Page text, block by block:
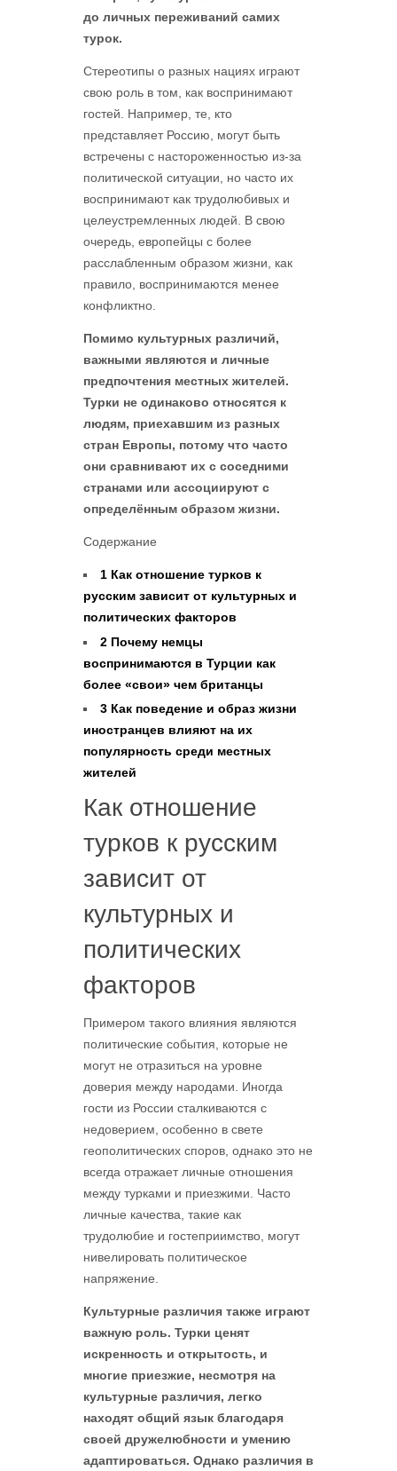
до личных переживаний самих
турок.
Стереотипы о разных нациях играют
свою роль в том, как воспринимают
гостей. Например, те, кто
представляет Россию, могут быть
встречены с настороженностью из-за
политической ситуации, но часто их
воспринимают как трудолюбивых и
целеустремленных людей. В свою
очередь, европейцы с более
расслабленным образом жизни, как
правило, воспринимаются менее
конфликтно.
Помимо культурных различий,
важными являются и личные
предпочтения местных жителей.
Турки не одинаково относятся к
людям, приехавшим из разных
стран Европы, потому что часто
они сравнивают их с соседними
странами или ассоциируют с
определённым образом жизни.
Содержание
1 Как отношение турков к
русским зависит от культурных и
политических факторов
2 Почему немцы
воспринимаются в Турции как
более «свои» чем британцы
3 Как поведение и образ жизни
иностранцев влияют на их
популярность среди местных
жителей
Как отношение
турков к русским
зависит от
культурных и
политических
факторов
Примером такого влияния являются
политические события, которые не
могут не отразиться на уровне
доверия между народами. Иногда
гости из России сталкиваются с
недоверием, особенно в свете
геополитических споров, однако это не
всегда отражает личные отношения
между турками и приезжими. Часто
личные качества, такие как
трудолюбие и гостеприимство, могут
нивелировать политическое
напряжение.
Культурные различия также играют
важную роль. Турки ценят
искренность и открытость, и
многие приезжие, несмотря на
культурные различия, легко
находят общий язык благодаря
своей дружелюбности и умению
адаптироваться. Однако различия в